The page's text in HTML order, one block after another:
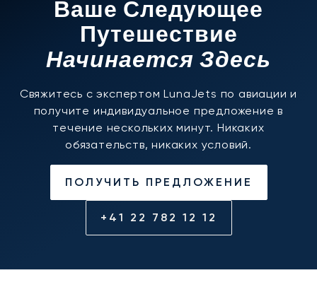
Ваше Следующее
Путешествие
Начинается Здесь
Свяжитесь с экспертом LunaJets по авиации и
получите индивидуальное предложение в
течение нескольких минут. Никаких
обязательств, никаких условий.
ПОЛУЧИТЬ ПРЕДЛОЖЕНИЕ
+41 22 782 12 12